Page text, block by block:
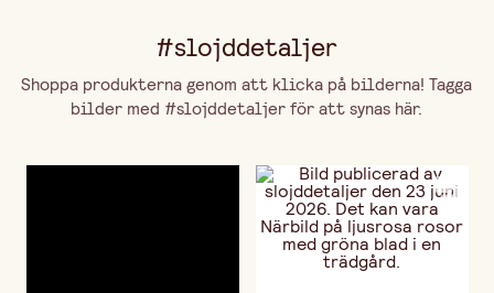
#slojddetaljer
Shoppa produkterna genom att klicka på bilderna! Tagga
bilder med #slojddetaljer för att synas här.